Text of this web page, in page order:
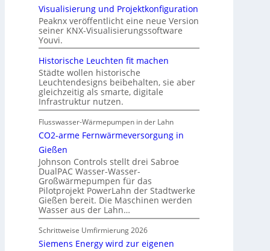
Visualisierung und Projektkonfiguration
Peaknx veröffentlicht eine neue Version
seiner KNX-Visualisierungssoftware
Youvi.
Historische Leuchten fit machen
Städte wollen historische
Leuchtendesigns beibehalten, sie aber
gleichzeitig als smarte, digitale
Infrastruktur nutzen.
Flusswasser-Wärmepumpen in der Lahn
CO2-arme Fernwärmeversorgung in
Gießen
Johnson Controls stellt drei Sabroe
DualPAC Wasser-Wasser-
Großwärmepumpen für das
Pilotprojekt PowerLahn der Stadtwerke
Gießen bereit. Die Maschinen werden
Wasser aus der Lahn…
Schrittweise Umfirmierung 2026
Siemens Energy wird zur eigenen